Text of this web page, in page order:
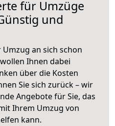
für Umzüge
und
an sich schon
Ihnen dabei
über die Kosten
Sie sich zurück – wir
Angebote für Sie, das
Ihrem Umzug von
kann.